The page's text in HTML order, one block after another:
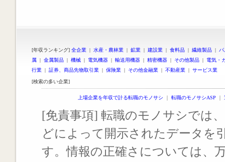
[年収ランキング] 全企業 | 水産・農林業 | 鉱業 | 建設業 | 食料品 | 繊維製品 |
属 | 金属製品 | 機械 | 電気機器 | 輸送用機器 | 精密機器 | その他製品 | 電気・
行業 | 証券、商品先物取引業 | 保険業 | その他金融業 | 不動産業 | サービス業
[検索の多い企業]
上場企業を年収で計る転職のモノサシ ｜ 転職のモノサシASP ｜
[免責事項] 転職のモノサシでは
どによって開示されたデータを
す。情報の正確さについては、